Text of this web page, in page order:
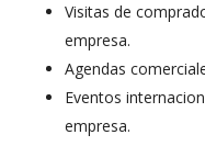
Visitas de
empresa.
Agendas
Eventos
empresa.